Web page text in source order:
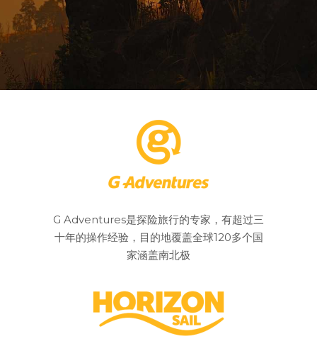
G Adventures是探险旅行的专家，有超过三
十年的操作经验，目的地覆盖全球120多个国
家涵盖南北极